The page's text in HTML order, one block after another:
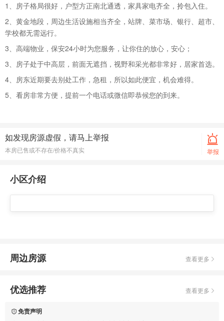
1、房子格局很好，户型方正南北通透，家具家电齐全，拎包入住。
2、黄金地段，周边生活设施相当齐全，站牌、菜市场、银行、超市、
学校都无需远行。
3、高端物业，保安24小时为您服务，让你住的放心，安心；
3、房子处于中高层，前面无遮挡，视野和采光都非常好，居家首选。
4、房东近期要去别处工作，急租，所以如此便宜，机会难得。
5、看房非常方便，提前一个电话或微信即恭候您的到来。
举报
如发现房源虚假，请马上举报
本房已售或不存在/价格不真实
小区介绍
周边房源 查看更多
优选推荐 查看更多
免责声明